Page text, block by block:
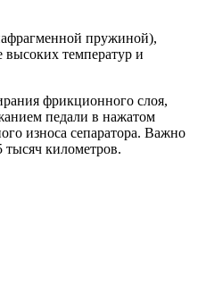
пружиной),
температур и
фрикционного слоя,
педали в нажатом
износа сепаратора. Важно
тысяч километров.